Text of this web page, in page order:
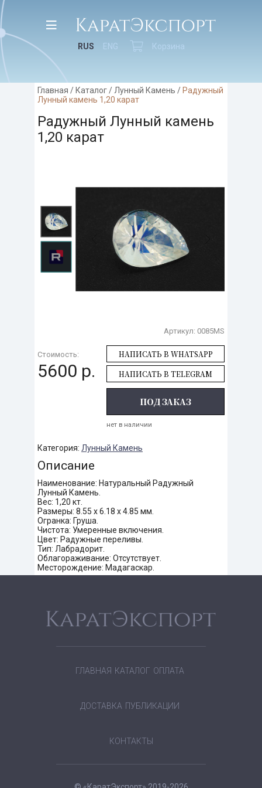
RUS ENG Корзина
Главная /Каталог/ Лунный Камень /Радужный
Лунный камень 1,20 карат
Радужный Лунный камень
1,20 карат
Артикул: 0085MS
Стоимость:
5600 р.
НАПИСАТЬ В WHATSAPP
НАПИСАТЬ В TELEGRAM
ПОД ЗАКАЗ
нет в наличии
Категория: Лунный Камень
Описание
Наименование: Натуральный Радужный
Лунный Камень.
Вес: 1,20 кт.
Размеры: 8.55 х 6.18 х 4.85 мм.
Огранка: Груша.
Чистота: Умеренные включения.
Цвет: Радужные переливы.
Тип: Лабрадорит.
Облагораживание: Отсутствует.
Месторождение: Мадагаскар.
ГЛАВНАЯ КАТАЛОГ ОПЛАТА
ДОСТАВКА ПУБЛИКАЦИИ
КОНТАКТЫ